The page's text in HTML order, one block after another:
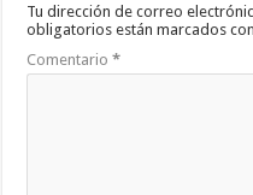
Tu dirección de correo
obligatorios están marcados
Comentario*